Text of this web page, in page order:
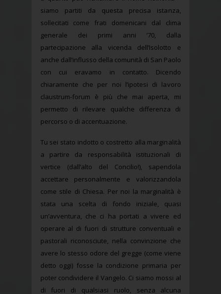
siamo partiti da questa precisa istanza,
sollecitati come frati domenicani dal clima
generale dei primi anni ’70, dalla
partecipazione alla vicenda dell’Isolotto e
anche dall’influsso della comunità di San Paolo
con cui eravamo in contatto. Dicendo
chiaramente che per noi l’ipotesi di lavoro
claustrum-forum è più che mai aperta, mi
permetto di rilevare qualche differenza di
percorso o di accentuazione.
Tu sei stato indotto o costretto alla marginalità
a partire da responsabilità istituzionali di
vertice (dall’alto del Concilio!), sapendola
accettare personalmente e valorizzandola
come stile di Chiesa. Per noi la marginalità è
stata una scelta di fondo iniziale, quasi
un’avventura, che ci ha portati a vivere ed
operare al di fuori di strutture conventuali e
pastorali riconosciute, nella convinzione che
avere lo stesso odore del gregge (come viene
detto oggi) fosse la condizione primaria per
poter condividere il Vangelo. Ci siamo mossi al
di fuori di qualsiasi ruolo, senza alcuna